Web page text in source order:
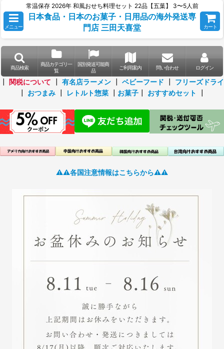
常温保存 2026年 和風おせち料理セット 22品【五葉】 3〜5人前
メニュー
日本食品・日本のお菓子・日用品の海外発送専
門店 三田天喜堂
カート
商品検索
商品カテゴリ一
覧
国別発送可能商
品
ご利用案内 問い合わせ ログイン
関税について 有名店ラーメン ベビーフード
フリーズドライ
おつまみ レトルト惣菜 お菓子 おすすめセット
⚠️⚠️各国注意情報はこちらから⚠️⚠️